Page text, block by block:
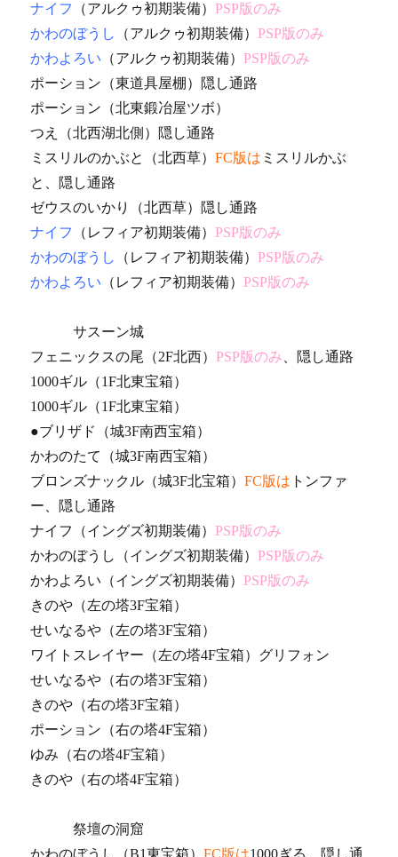
ナイフ
（アルクゥ初期装備）PSP版のみ
かわのぼうし
（アルクゥ初期装備）PSP版のみ
かわよろい （アルクゥ初期装備）PSP版のみ
ポーション（東道具屋棚）隠し通路
ポーション（北東鍛冶屋ツボ）
つえ（北西湖北側）隠し通路
ミスリルのかぶと（北西草）FC版は ミスリルかぶ
と、隠し通路
ゼウスのいかり（北西草）隠し通路
ナイフ
（レフィア初期装備）PSP版のみ
かわのぼうし
（レフィア初期装備）PSP版のみ
かわよろい （レフィア初期装備）PSP版のみ
サスーン城
フェニックスの尾（2F北西）PSP版のみ 、隠し通路
1000ギル（1F北東宝箱）
1000ギル（1F北東宝箱）
●ブリザド（城3F南西宝箱）
かわのたて（城3F南西宝箱）
ブロンズナックル（城3F北宝箱）FC版は トンファ
ー、隠し通路
ナイフ（イングズ初期装備）PSP版のみ
かわのぼうし（イングズ初期装備）PSP版のみ
かわよろい（イングズ初期装備）PSP版のみ
きのや（左の塔3F宝箱）
せいなるや（左の塔3F宝箱）
ワイトスレイヤー（左の塔4F宝箱）グリフォン
せいなるや（右の塔3F宝箱）
きのや（右の塔3F宝箱）
ポーション（右の塔4F宝箱）
ゆみ（右の塔4F宝箱）
きのや（右の塔4F宝箱）
祭壇の洞窟
かわのぼうし（B1東宝箱）FC版は1000ぎる、隠し通